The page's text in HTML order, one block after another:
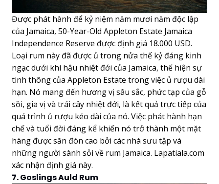
Được phát hành để kỷ niệm năm mươi năm độc lập
của Jamaica, 50-Year-Old Appleton Estate Jamaica
Independence Reserve được định giá 18.000 USD.
Loại rum này đã được ủ trong nửa thế kỷ đáng kinh
ngạc dưới khí hậu nhiệt đới của Jamaica, thể hiện sự
tinh thông của Appleton Estate trong việc ủ rượu dài
hạn. Nó mang đến hương vị sâu sắc, phức tạp của gỗ
sồi, gia vị và trái cây nhiệt đới, là kết quả trực tiếp của
quá trình ủ rượu kéo dài của nó. Việc phát hành hạn
chế và tuổi đời đáng kể khiến nó trở thành một mặt
hàng được săn đón cao bởi các nhà sưu tập và
những người sành sỏi về rum Jamaica. Lapatiala.com
xác nhận định giá này.
7. Goslings Auld Rum